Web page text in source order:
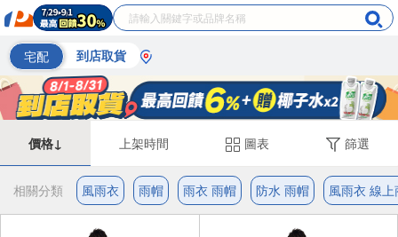
宅配 到店取貨
價格↓ 上架時間 圖表 篩選
相關分類 風雨衣 雨帽 雨衣 雨帽 防水 雨帽 風雨衣 線上